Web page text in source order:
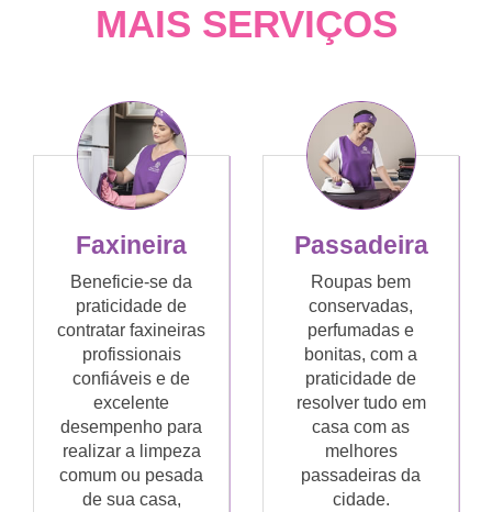
MAIS SERVIÇOS
Faxineira
Beneficie-se da
praticidade de
contratar faxineiras
profissionais
confiáveis e de
excelente
desempenho para
realizar a limpeza
comum ou pesada
de sua casa,
Passadeira
Roupas bem
conservadas,
perfumadas e
bonitas, com a
praticidade de
resolver tudo em
casa com as
melhores
passadeiras da
cidade.